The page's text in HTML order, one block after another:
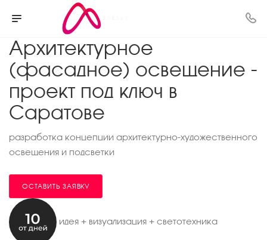
Архитектурное
(фасадное) освещение -
проект под ключ в
Саратове
разработка концепции архитектурно-художественного
освещения и подсветки
ОСТАВИТЬ ЗАЯВКУ
идея + визуализация + светотехника